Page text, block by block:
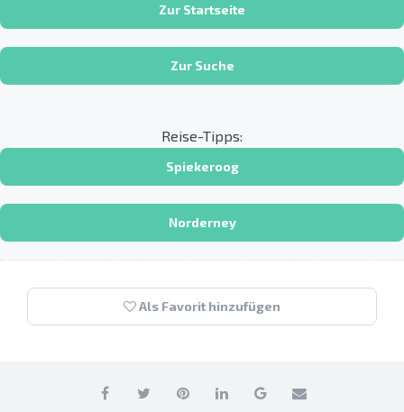
Zur Startseite
Zur Suche
Reise-Tipps:
Spiekeroog
Norderney
Als Favorit hinzufügen